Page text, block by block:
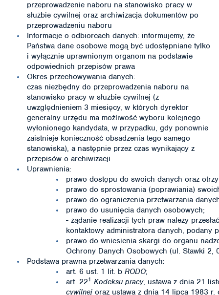
przeprowadzenie naboru na stanowisko pracy w
służbie cywilnej oraz archiwizacja dokumentów po
przeprowadzeniu naboru
Informacje o odbiorcach danych: informujemy, że
Państwa dane osobowe mogą być udostępniane tylko
i wyłącznie uprawnionym organom na podstawie
odpowiednich przepisów prawa
Okres przechowywania danych:
czas niezbędny do przeprowadzenia naboru na
stanowisko pracy w służbie cywilnej (z
uwzględnieniem 3 miesięcy, w których dyrektor
generalny urzędu ma możliwość wyboru kolejnego
wyłonionego kandydata, w przypadku, gdy ponownie
zaistnieje konieczność obsadzenia tego samego
stanowiska), a następnie przez czas wynikający z
przepisów o archiwizacji
Uprawnienia:
prawo dostępu do swoich danych oraz
prawo do sprostowania (poprawiania)
prawo do ograniczenia przetwarzania
prawo do usunięcia danych osobowych;
- żądanie realizacji tych praw należy
kontaktowy administratora danych, podany
prawo do wniesienia skargi do organu
Ochrony Danych Osobowych (ul. Stawki 2,
Podstawa prawna przetwarzania danych:
art. 6 ust. 1 lit. b RODO;
art. 221 Kodeksu pracy, ustawa z dnia 21
cywilnej oraz ustawa z dnia 14 lipca 1983